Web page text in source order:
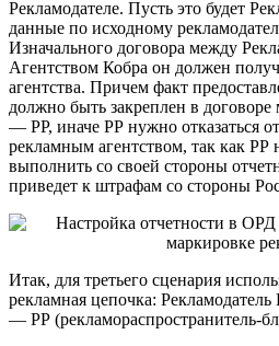
Рекламодателе. Пусть это будет
данные по исходному
Изначального договора между
Агентством Кобра он должен
агентства. Причем факт
должно быть закреплен в
— РР, иначе РР нужно отказаться
рекламным агентством, так как РР
выполнить со своей стороны
приведет к штрафам со стороны
Итак, для третьего сценария
рекламная цепочка:
— РР (рекламораспространитель-